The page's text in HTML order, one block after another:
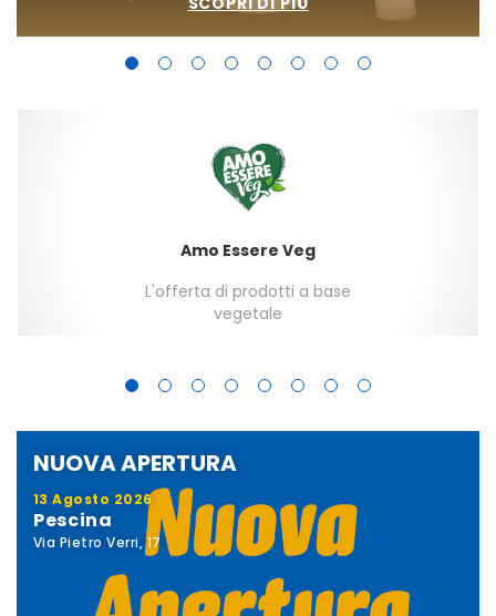
Amo Essere Veg
L'offerta di prodotti a base
vegetale
NUOVA APERTURA
13 Agosto 2026
Pescina
Via Pietro Verri, 17